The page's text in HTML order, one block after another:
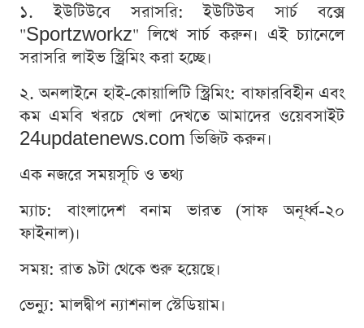
১. ইউটিউবে সরাসরি: ইউটিউব সার্চ বক্সে
"Sportzworkz" লিখে সার্চ করুন। এই চ্যানেলে
সরাসরি লাইভ স্ট্রিমিং করা হচ্ছে।
২. অনলাইনে হাই-কোয়ালিটি স্ট্রিমিং: বাফারবিহীন এবং
কম এমবি খরচে খেলা দেখতে আমাদের ওয়েবসাইট
24updatenews.com ভিজিট করুন।
এক নজরে সময়সূচি ও তথ্য
ম্যাচ: বাংলাদেশ বনাম ভারত (সাফ অনূর্ধ্ব-২০
ফাইনাল)।
সময়: রাত ৯টা থেকে শুরু হয়েছে।
ভেন্যু: মালদ্বীপ ন্যাশনাল স্টেডিয়াম।